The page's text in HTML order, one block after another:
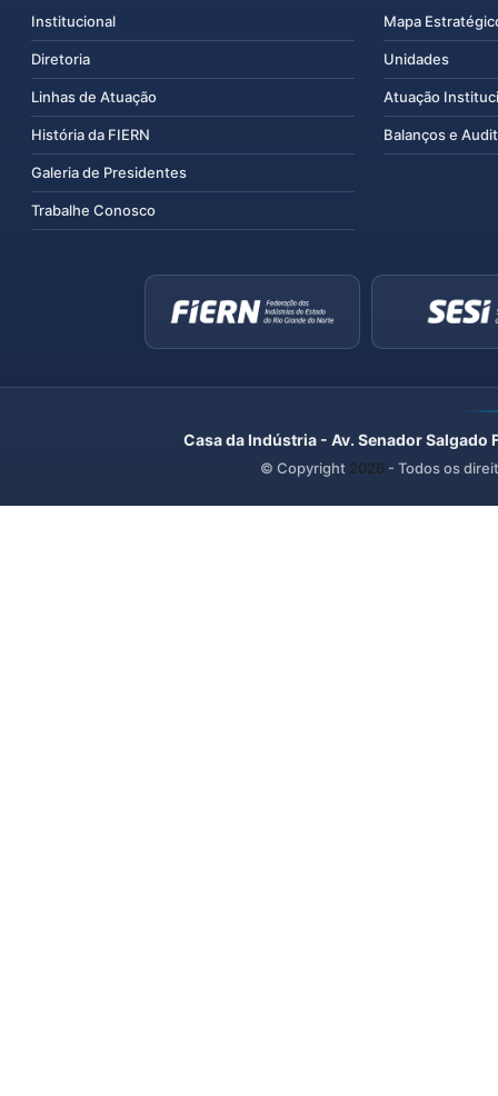
Institucional
Diretoria
Linhas de Atuação
História da FIERN
Galeria de Presidentes
Trabalhe Conosco
Mapa
Unidades
Atuação
Balanços e
Casa da Indústria - Av. Senador
© Copyright 2026 - Todos os